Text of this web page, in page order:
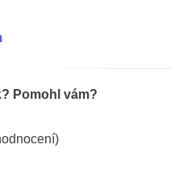
Pomohl vám?